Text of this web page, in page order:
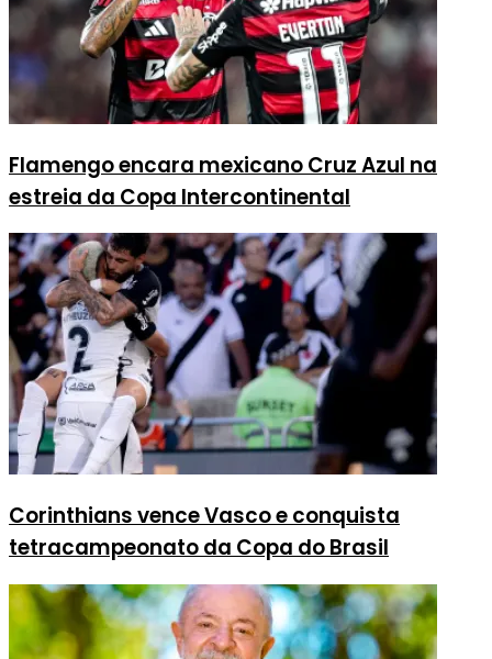
Flamengo encara mexicano Cruz Azul na
estreia da Copa Intercontinental
Corinthians vence Vasco e conquista
tetracampeonato da Copa do Brasil